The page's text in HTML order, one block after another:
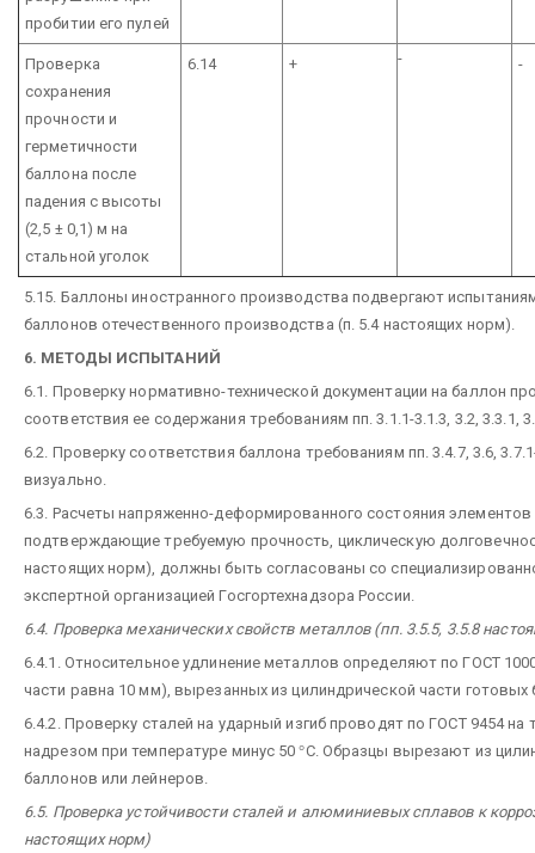
пробитии его пулей
Проверка
сохранения
прочности и
герметичности
баллона после
падения с высоты
(2,5 ± 0,1) м на
стальной уголок
6.14 + - -
5.15. Баллоны иностранного производства подвергают
баллонов отечественного производства (п. 5.4 настоящих норм).
6. МЕТОДЫ ИСПЫТАНИЙ
6.1. Проверку нормативно-технической документации на баллон
соответствия ее содержания требованиям пп. 3.1.1-3.1.3, 3.2, 3.3.1,
6.2. Проверку соответствия баллона требованиям пп. 3.4.7, 3.6,
визуально.
6.3. Расчеты напряженно-деформированного состояния элементов
подтверждающие требуемую прочность, циклическую
настоящих норм), должны быть согласованы со
экспертной организацией Госгортехнадзора России.
6.4. Проверка механических свойств металлов (пп. 3.5.5, 3.5.8
6.4.1. Относительное удлинение металлов определяют по ГОСТ
части равна 10 мм), вырезанных из цилиндрической части
6.4.2. Проверку сталей на ударный изгиб проводят по ГОСТ 9454 на
надрезом при температуре минус 50°С. Образцы вырезают из
баллонов или лейнеров.
6.5. Проверка устойчивости сталей и алюминиевых сплавов к
настоящих норм)